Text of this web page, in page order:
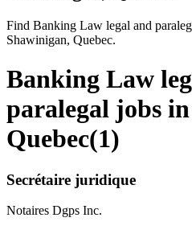
Find Banking Law legal and
Shawinigan, Quebec.
Banking Law
paralegal jobs
Quebec(1)
Secrétaire juridique
Notaires Dgps Inc.